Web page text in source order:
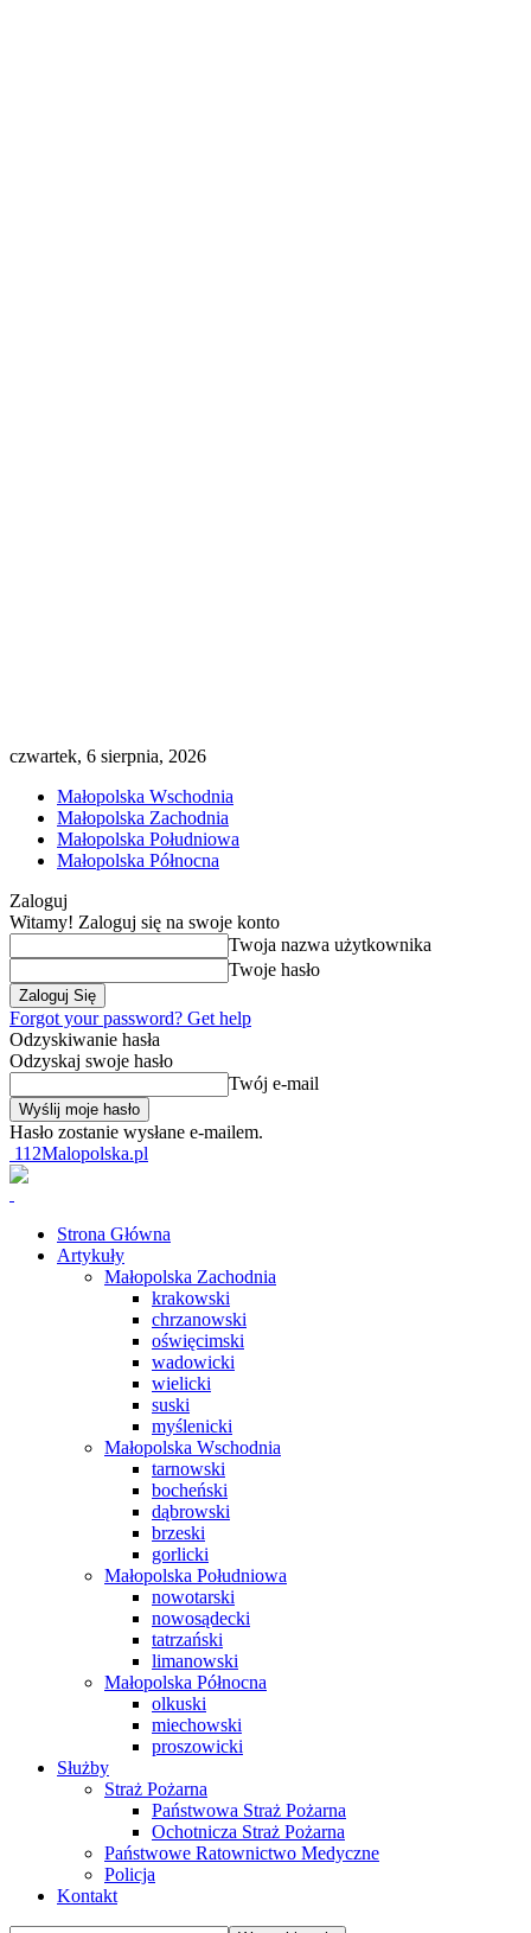
czwartek, 6 sierpnia, 2026
Małopolska Wschodnia
Małopolska Zachodnia
Małopolska Południowa
Małopolska Północna
Zaloguj
Witamy! Zaloguj się na swoje konto
Twoja nazwa użytkownika
Twoje hasło
Forgot your password? Get help
Odzyskiwanie hasła
Odzyskaj swoje hasło
Twój e-mail
Hasło zostanie wysłane e-mailem.
112Malopolska.pl
Strona Główna
Artykuły
Małopolska Zachodnia
krakowski
chrzanowski
oświęcimski
wadowicki
wielicki
suski
myślenicki
Małopolska Wschodnia
tarnowski
bocheński
dąbrowski
brzeski
gorlicki
Małopolska Południowa
nowotarski
nowosądecki
tatrzański
limanowski
Małopolska Północna
olkuski
miechowski
proszowicki
Służby
Straż Pożarna
Państwowa Straż Pożarna
Ochotnicza Straż Pożarna
Państwowe Ratownictwo Medyczne
Policja
Kontakt